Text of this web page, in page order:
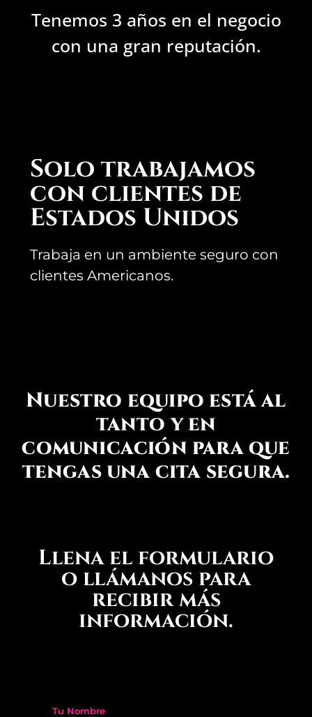
Tenemos 3 años en el negocio
con una gran reputación.
Solo trabajamos
con clientes de
Estados Unidos
Trabaja en un ambiente seguro con
clientes Americanos.
Nuestro equipo está al
tanto y en
comunicación para que
tengas una cita segura.
Llena el formulario
o llámanos para
recibir más
información.
Tu Nombre